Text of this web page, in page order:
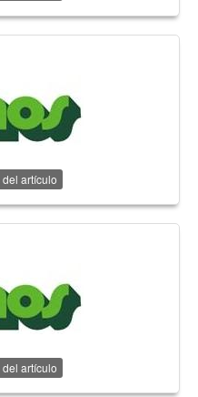
artículo
artículo